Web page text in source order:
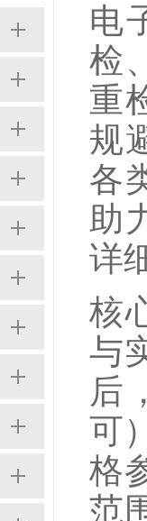
电
检
重
规
各
助
详
核
与
后
可
格
范